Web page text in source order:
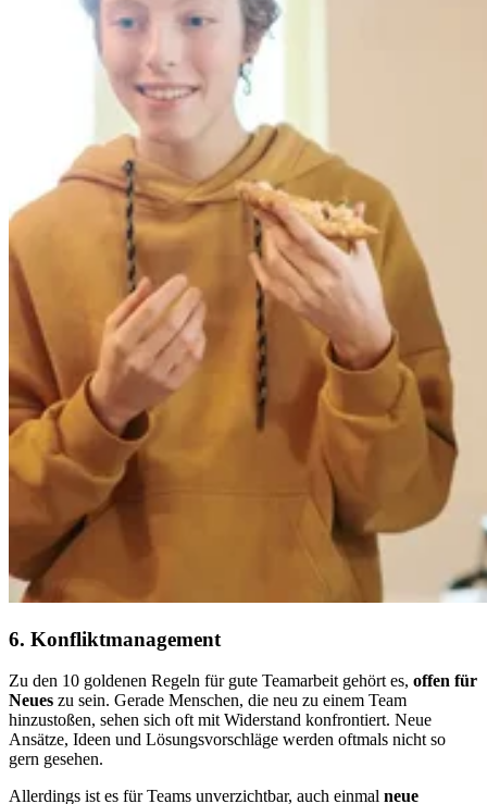
6. Konfliktmanagement
Zu den 10 goldenen Regeln für gute Teamarbeit gehört es, offen für
Neues zu sein. Gerade Menschen, die neu zu einem Team
hinzustoßen, sehen sich oft mit Widerstand konfrontiert. Neue
Ansätze, Ideen und Lösungsvorschläge werden oftmals nicht so
gern gesehen.
Allerdings ist es für Teams unverzichtbar, auch einmal neue